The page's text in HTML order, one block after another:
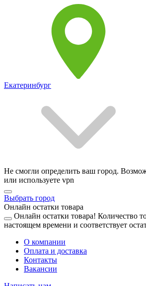
Екатеринбург
Не смогли определить ваш город.
или используете vpn
Выбрать город
Онлайн остатки товара
Онлайн остатки товара! Количество
настоящем времени и соответствует
О компании
Оплата и доставка
Контакты
Вакансии